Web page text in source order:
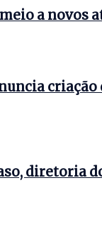
a novos
criação
diretoria